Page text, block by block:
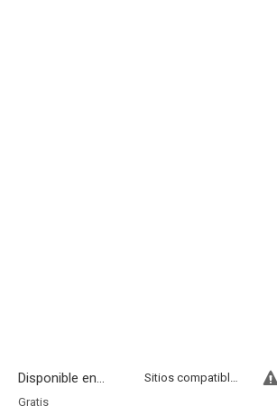
Disponible en...
Sitios compatibles
Gratis